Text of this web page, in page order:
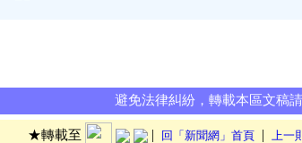
避免法律糾紛，轉載本區文稿
★轉載至 | 回「新聞網」首頁 | 上一